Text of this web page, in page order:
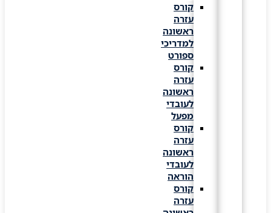
קורס
עזרה
ראשונה
למדריכי
ספורט
קורס
עזרה
ראשונה
לעובדי
מפעל
קורס
עזרה
ראשונה
לעובדי
הוראה
קורס
עזרה